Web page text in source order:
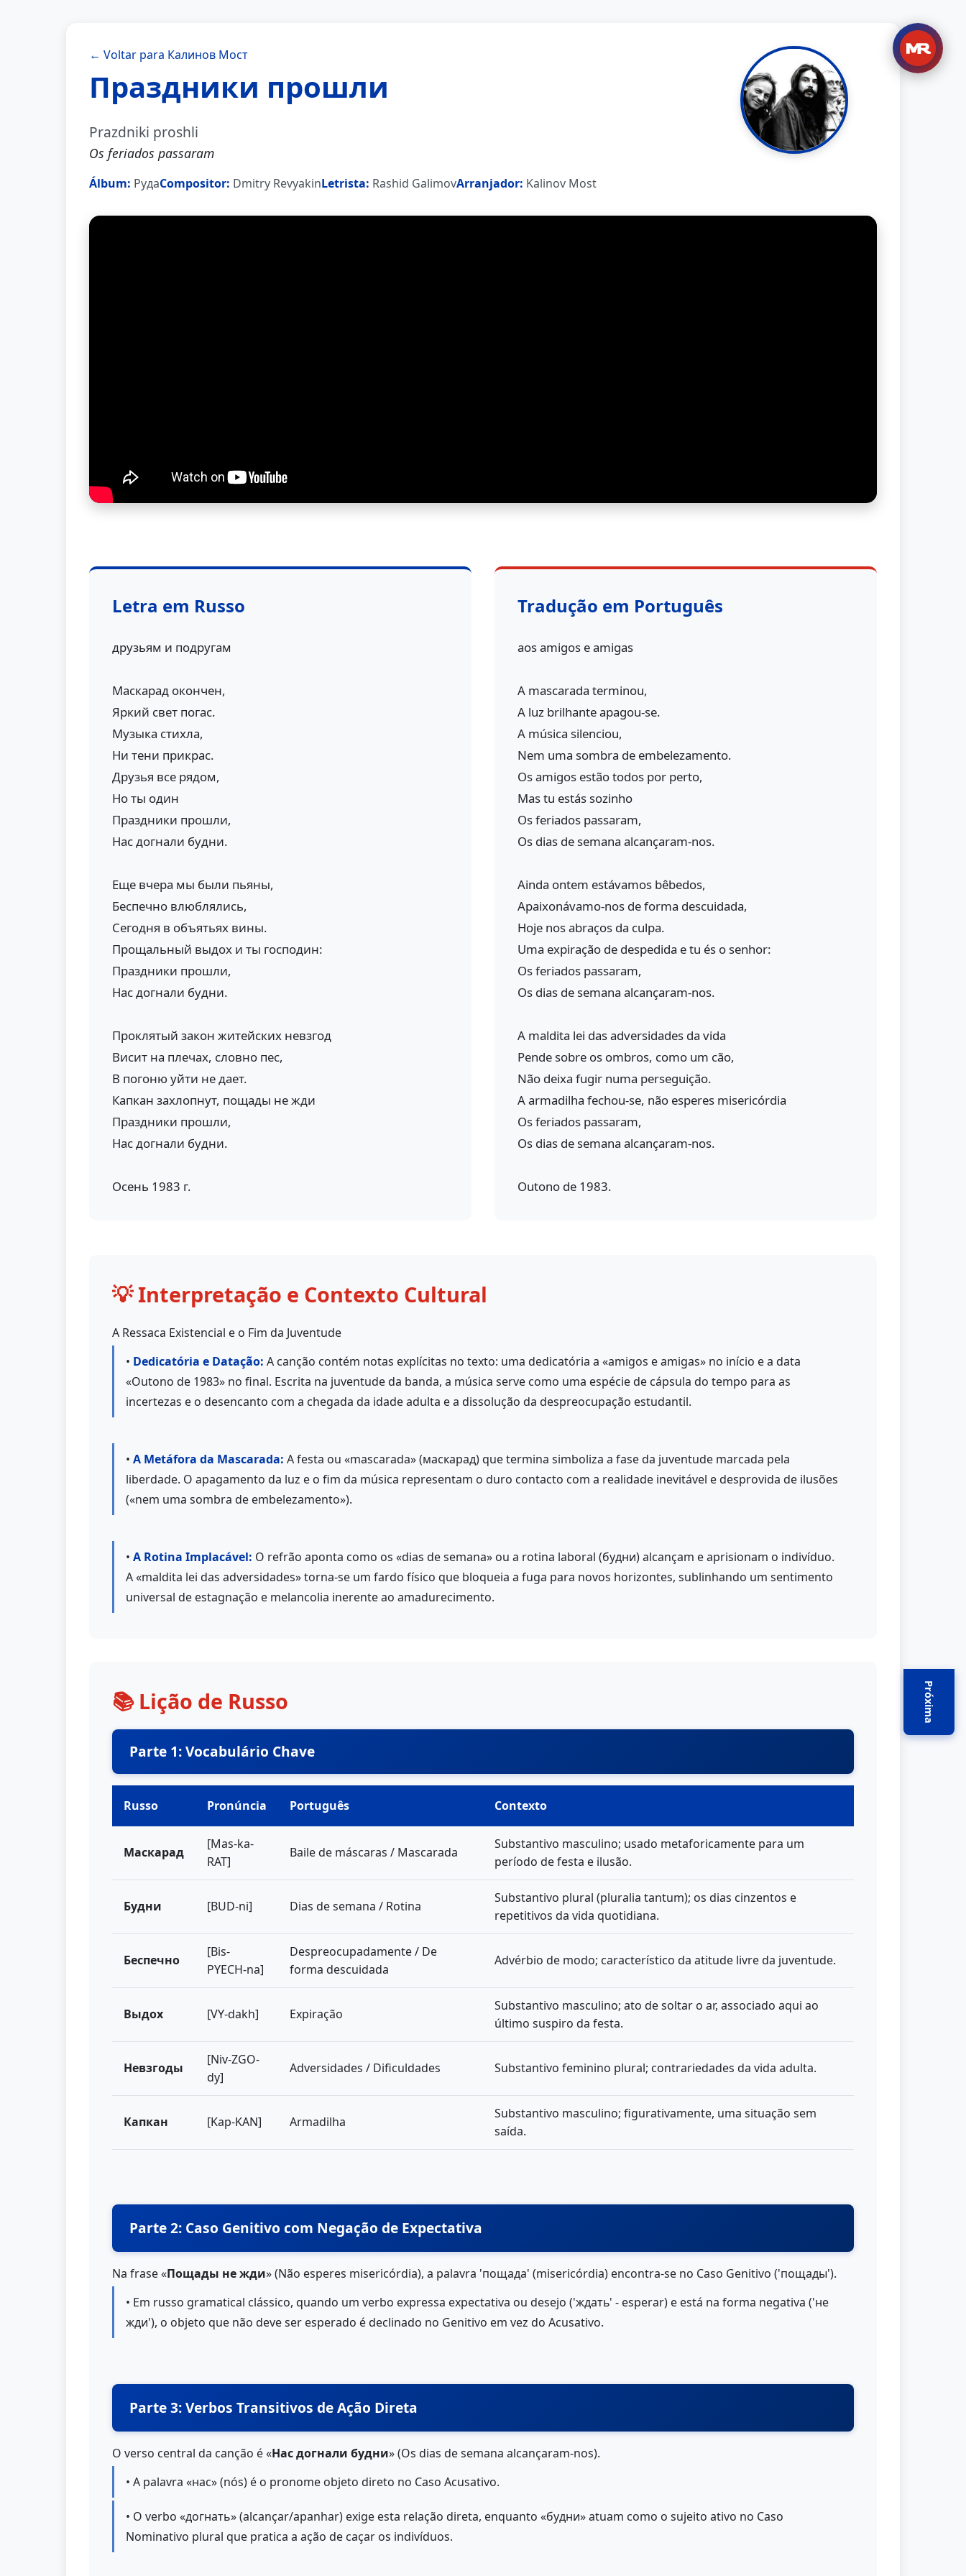
Próxima
← Voltar para Калинов Мост
Праздники прошли
Prazdniki proshli
Os feriados passaram
Álbum: РудаCompositor: Dmitry RevyakinLetrista: Rashid GalimovArranjador: Kalinov Most
Letra em Russo
друзьям и подругам
Маскарад окончен,
Яркий свет погас.
Музыка стихла,
Ни тени прикрас.
Друзья все рядом,
Но ты один
Праздники прошли,
Нас догнали будни.
Еще вчера мы были пьяны,
Беспечно влюблялись,
Сегодня в объятьях вины.
Прощальный выдох и ты господин:
Праздники прошли,
Нас догнали будни.
Проклятый закон житейских невзгод
Висит на плечах, словно пес,
В погоню уйти не дает.
Капкан захлопнут, пощады не жди
Праздники прошли,
Нас догнали будни.
Осень 1983 г.
Tradução em Português
aos amigos e amigas
A mascarada terminou,
A luz brilhante apagou-se.
A música silenciou,
Nem uma sombra de embelezamento.
Os amigos estão todos por perto,
Mas tu estás sozinho
Os feriados passaram,
Os dias de semana alcançaram-nos.
Ainda ontem estávamos bêbedos,
Apaixonávamo-nos de forma descuidada,
Hoje nos abraços da culpa.
Uma expiração de despedida e tu és o senhor:
Os feriados passaram,
Os dias de semana alcançaram-nos.
A maldita lei das adversidades da vida
Pende sobre os ombros, como um cão,
Não deixa fugir numa perseguição.
A armadilha fechou-se, não esperes misericórdia
Os feriados passaram,
Os dias de semana alcançaram-nos.
Outono de 1983.
💡 Interpretação e Contexto Cultural
A Ressaca Existencial e o Fim da Juventude
• Dedicatória e Datação: A canção contém notas explícitas no texto: uma dedicatória a «amigos e amigas» no início e a data
«Outono de 1983» no final. Escrita na juventude da banda, a música serve como uma espécie de cápsula do tempo para as
incertezas e o desencanto com a chegada da idade adulta e a dissolução da despreocupação estudantil.
• A Metáfora da Mascarada: A festa ou «mascarada» (маскарад) que termina simboliza a fase da juventude marcada pela
liberdade. O apagamento da luz e o fim da música representam o duro contacto com a realidade inevitável e desprovida de ilusões
(«nem uma sombra de embelezamento»).
• A Rotina Implacável: O refrão aponta como os «dias de semana» ou a rotina laboral (будни) alcançam e aprisionam o indivíduo.
A «maldita lei das adversidades» torna-se um fardo físico que bloqueia a fuga para novos horizontes, sublinhando um sentimento
universal de estagnação e melancolia inerente ao amadurecimento.
📚 Lição de Russo
Parte 1: Vocabulário Chave
Russo Pronúncia Português Contexto
Маскарад
[Mas-ka-
RAT]
Baile de máscaras / Mascarada
Substantivo masculino; usado metaforicamente para um
período de festa e ilusão.
Будни [BUD-ni] Dias de semana / Rotina
Substantivo plural (pluralia tantum); os dias cinzentos e
repetitivos da vida quotidiana.
Беспечно
[Bis-
PYECH-na]
Despreocupadamente / De
forma descuidada
Advérbio de modo; característico da atitude livre da juventude.
Выдох [VY-dakh] Expiração
Substantivo masculino; ato de soltar o ar, associado aqui ao
último suspiro da festa.
Невзгоды
[Niv-ZGO-
dy]
Adversidades / Dificuldades Substantivo feminino plural; contrariedades da vida adulta.
Капкан [Kap-KAN] Armadilha
Substantivo masculino; figurativamente, uma situação sem
saída.
Parte 2: Caso Genitivo com Negação de Expectativa
Na frase «Пощады не жди» (Não esperes misericórdia), a palavra 'пощада' (misericórdia) encontra-se no Caso Genitivo ('пощады').
• Em russo gramatical clássico, quando um verbo expressa expectativa ou desejo ('ждать' - esperar) e está na forma negativa ('не
жди'), o objeto que não deve ser esperado é declinado no Genitivo em vez do Acusativo.
Parte 3: Verbos Transitivos de Ação Direta
O verso central da canção é «Нас догнали будни» (Os dias de semana alcançaram-nos).
• A palavra «нас» (nós) é o pronome objeto direto no Caso Acusativo.
• O verbo «догнать» (alcançar/apanhar) exige esta relação direta, enquanto «будни» atuam como o sujeito ativo no Caso
Nominativo plural que pratica a ação de caçar os indivíduos.